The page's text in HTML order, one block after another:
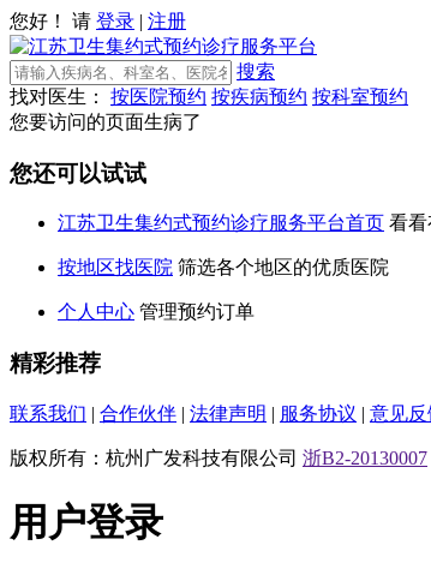
您好！ 请 登录 | 注册
搜索
找对医生：
按医院预约 按疾病预约 按科室预约
您要访问的页面生病了
您还可以试试
江苏卫生集约式预约诊疗服务平台首页 看看
按地区找医院 筛选各个地区的优质医院
个人中心 管理预约订单
精彩推荐
联系我们 | 合作伙伴 | 法律声明 | 服务协议 | 意见反
版权所有：杭州广发科技有限公司 浙B2-20130007
用户登录